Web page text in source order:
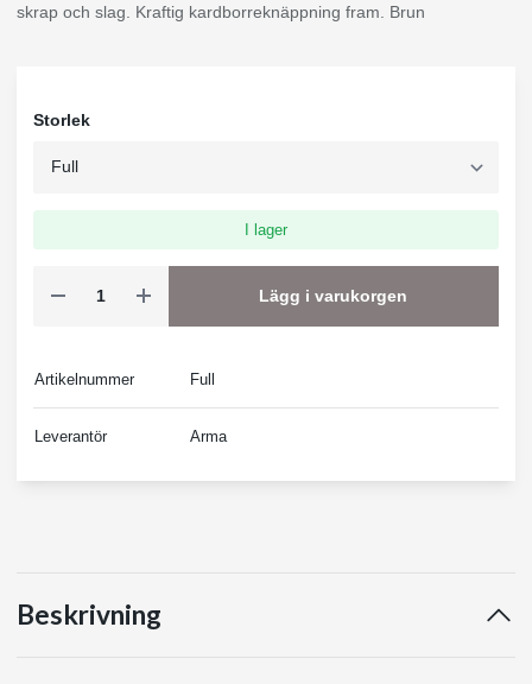
skrap och slag. Kraftig kardborreknäppning fram. Brun
Storlek
I lager
Lägg i varukorgen
Artikelnummer Full
Leverantör Arma
Beskrivning